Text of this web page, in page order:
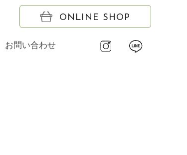
ONLINE SHOP
お問い合わせ